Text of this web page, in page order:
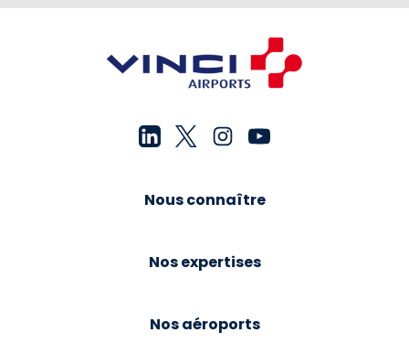
Nous connaître
Nos expertises
Nos aéroports